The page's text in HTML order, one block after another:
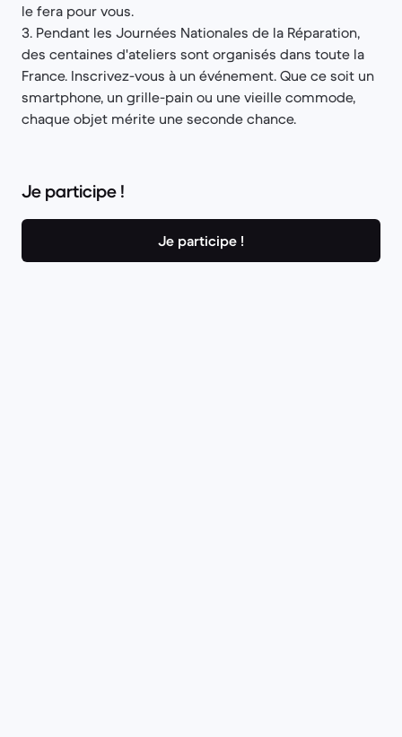
le fera pour vous.
3. Pendant les Journées Nationales de la Réparation,
des centaines d'ateliers sont organisés dans toute la
France. Inscrivez-vous à un événement. Que ce soit un
smartphone, un grille-pain ou une vieille commode,
chaque objet mérite une seconde chance.
Je participe !
Je participe !